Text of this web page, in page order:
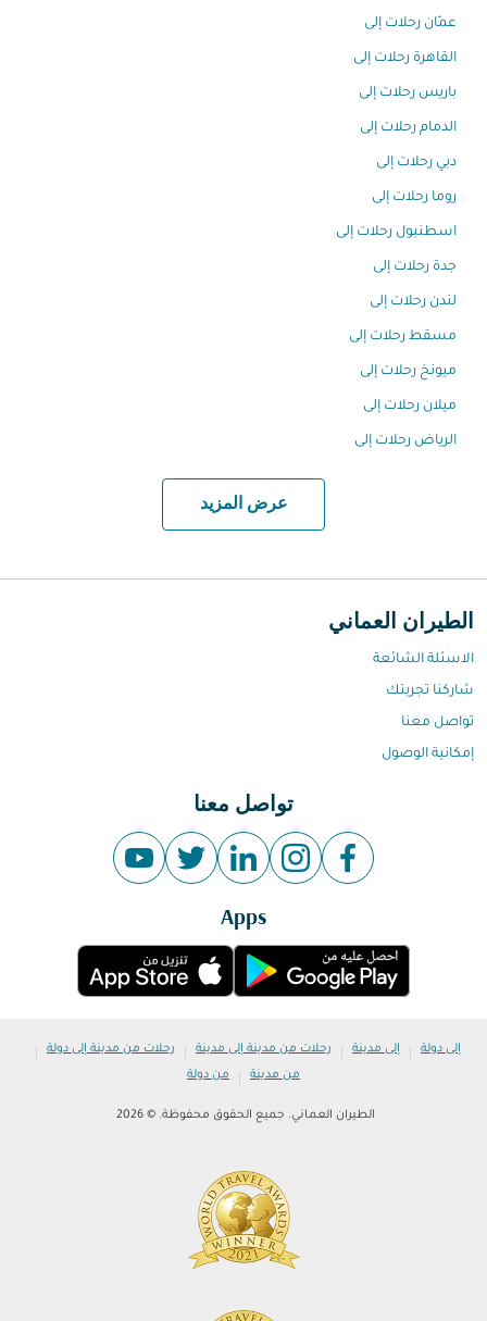
عمّان رحلات إلى
القاهرة رحلات إلى
باريس رحلات إلى
الدمام رحلات إلى
دبي رحلات إلى
روما رحلات إلى
اسطنبول رحلات إلى
جدة رحلات إلى
لندن رحلات إلى
مسقط رحلات إلى
ميونخ رحلات إلى
ميلان رحلات إلى
الرياض رحلات إلى
عرض المزيد
الطيران العماني
الاسئلة الشائعة
شاركنا تجربتك
تواصل معنا
إمكانية الوصول
تواصل معنا
Apps
إلى دولة | إلى مدينة | رحلات من مدينة إلى مدينة | رحلات من مدينة إلى دولة |
من مدينة | من دولة
الطيران العماني. جميع الحقوق محفوظة. © 2026